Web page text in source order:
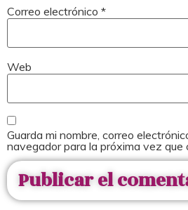
Correo electrónico *
Web
Guarda mi nombre, correo
navegador para la próxima vez que